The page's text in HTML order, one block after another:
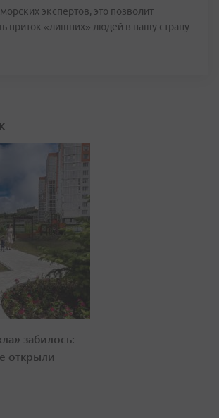
экспертов, это позволит
приток «лишних» людей в нашу страну
забилось:
открыли